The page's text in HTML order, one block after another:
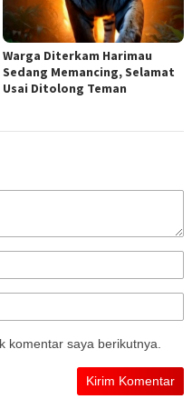
Warga Diterkam Harimau
Sedang Memancing, Selamat
Usai Ditolong Teman
komentar saya berikutnya.